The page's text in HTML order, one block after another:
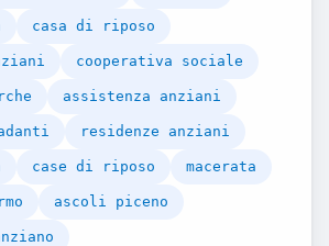
casa di riposo
cooperativa sociale
assistenza anziani
residenze anziani
case di riposo macerata
ascoli piceno